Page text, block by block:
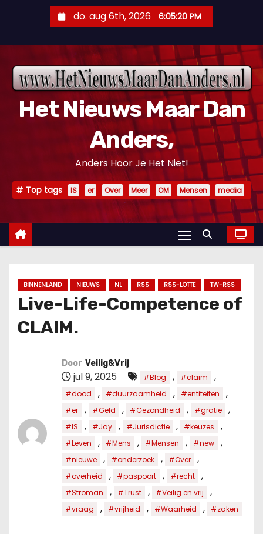
n
do. aug 6th, 2026 6:05:21 PM
Het Nieuws Maar Dan
Anders,
Anders Hoor Je Het Niet!
Top tags IS er Over Meer OM Mensen media
BINNENLAND NIEUWS NL RSS RSS-LOTTE TW-RSS
Live-Life-Competence of
CLAIM.
Door Veilig&Vrij
jul 9, 2025 #Blog , #claim ,
#dood , #duurzaamheid , #entiteiten ,
#er , #Geld , #Gezondheid , #gratie ,
#IS , #Jay , #Jurisdictie , #keuzes ,
#Leven , #Mens , #Mensen , #new ,
#nieuwe , #onderzoek , #Over ,
#overheid , #paspoort , #recht ,
#Stroman , #Trust , #Veilig en vrij ,
#vraag , #vrijheid , #Waarheid , #zaken